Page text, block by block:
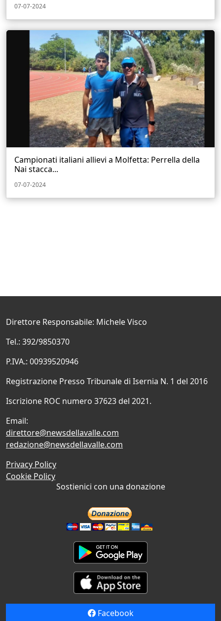
07-07-2024
Campionati italiani allievi a Molfetta: Perrella della
Nai stacca...
07-07-2024
Direttore Responsabile: Michele Visco
Tel.: 392/9850370
P.IVA.: 00939520946
Registrazione Presso Tribunale di Isernia N. 1 del 2016
Iscrizione ROC numero 37623 del 2021.
Email:
direttore@newsdellavalle.com
redazione@newsdellavalle.com
Privacy Policy
Cookie Policy
Sostienici con una donazione
Facebook